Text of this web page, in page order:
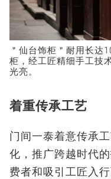
＂仙台饰柜＂耐用长达
柜，经工匠精细手工技
光亮。
着重传承工艺
门间一泰着意传承
化，推广跨越时代
费者和吸引工匠入